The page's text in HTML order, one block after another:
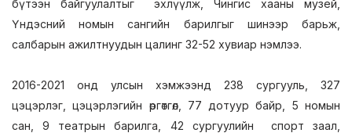
бүтээн байгуулалтыг эхлүүлж, Чингис хааны музей,
Үндэсний номын сангийн барилгыг шинээр барьж,
салбарын ажилтнуудын цалинг 32-52 хувиар нэмлээ.
2016-2021 онд улсын хэмжээнд 238 сургууль, 327
цэцэрлэг, цэцэрлэгийн өргөтгөл, 77 дотуур байр, 5 номын
сан, 9 театрын барилга, 42 сургуулийн спорт заал,